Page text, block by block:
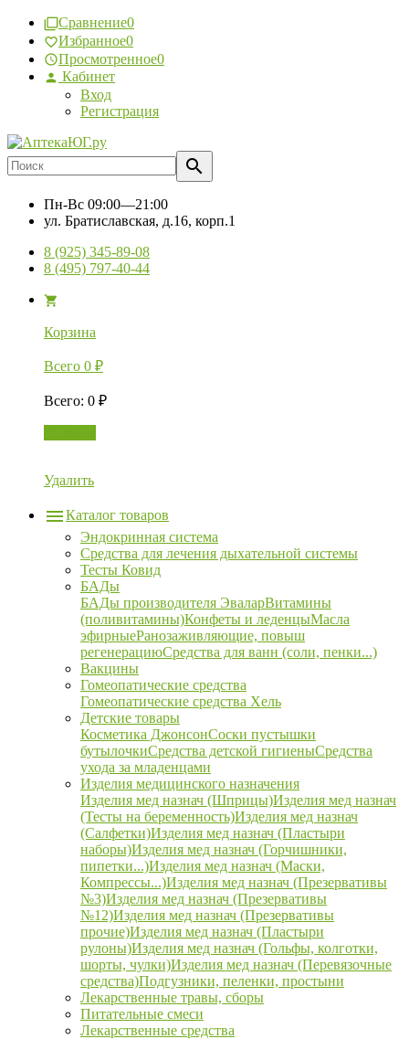
Сравнение0
Избранное0
Просмотренное0
Кабинет
Вход
Регистрация
Пн-Вс 09:00—21:00
ул. Братиславская, д.16, корп.1
8 (925) 345-89-08
8 (495) 797-40-44
Корзина
Всего 0 ₽
Всего: 0 ₽
Удалить
Каталог товаров
Эндокринная система
Средства для лечения дыхательной системы
Тесты Ковид
БАДы
БАДы производителя ЭваларВитамины
(поливитамины)Конфеты и леденцыМасла
эфирныеРанозаживляющие, повыш
регенерациюСредства для ванн (соли, пенки...)
Вакцины
Гомеопатические средства
Гомеопатические средства Хель
Детские товары
Косметика ДжонсонСоски пустышки
бутылочкиСредства детской гигиеныСредства
ухода за младенцами
Изделия медицинского назначения
Изделия мед назнач (Шприцы)Изделия мед назнач
(Тесты на беременность)Изделия мед назнач
(Салфетки)Изделия мед назнач (Пластыри
наборы)Изделия мед назнач (Горчишники,
пипетки...)Изделия мед назнач (Маски,
Компрессы...)Изделия мед назнач (Презервативы
№3)Изделия мед назнач (Презервативы
№12)Изделия мед назнач (Презервативы
прочие)Изделия мед назнач (Пластыри
рулоны)Изделия мед назнач (Гольфы, колготки,
шорты, чулки)Изделия мед назнач (Перевязочные
средства)Подгузники, пеленки, простыни
Лекарственные травы, сборы
Питательные смеси
Лекарственные средства